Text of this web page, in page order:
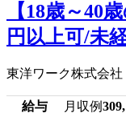
【18歳～40
円以上可/未
東洋ワーク株式会社
給与 月収例